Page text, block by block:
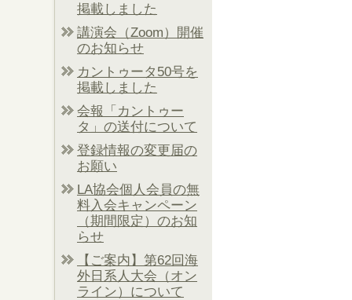
掲載しました
講演会（Zoom）開催
のお知らせ
カントゥータ50号を
掲載しました
会報「カントゥー
タ」の送付について
登録情報の変更届の
お願い
LA協会個人会員の無
料入会キャンペーン
（期間限定）のお知
らせ
【ご案内】第62回海
外日系人大会（オン
ライン）について